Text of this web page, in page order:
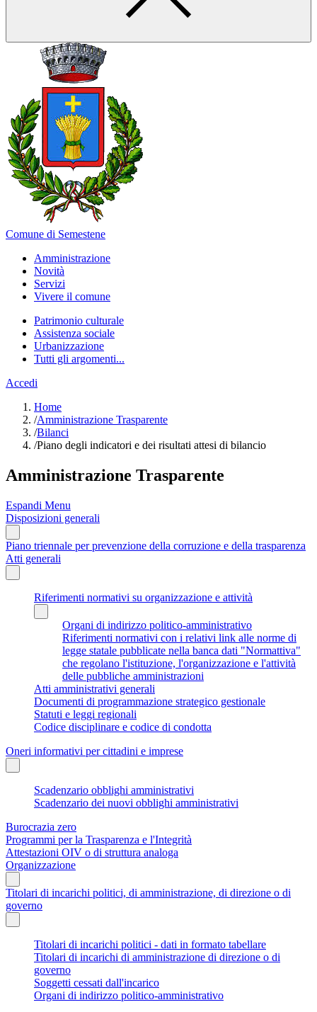
Comune di Semestene
Amministrazione
Novità
Servizi
Vivere il comune
Patrimonio culturale
Assistenza sociale
Urbanizzazione
Tutti gli argomenti...
Accedi
Home
/Amministrazione Trasparente
/Bilanci
/Piano degli indicatori e dei risultati attesi di bilancio
Amministrazione Trasparente
Espandi Menu
Disposizioni generali
Piano triennale per prevenzione della corruzione e della trasparenza
Atti generali
Riferimenti normativi su organizzazione e attività
Organi di indirizzo politico-amministrativo
Riferimenti normativi con i relativi link alle norme di
legge statale pubblicate nella banca dati "Normattiva"
che regolano l'istituzione, l'organizzazione e l'attività
delle pubbliche amministrazioni
Atti amministrativi generali
Documenti di programmazione strategico gestionale
Statuti e leggi regionali
Codice disciplinare e codice di condotta
Oneri informativi per cittadini e imprese
Scadenzario obblighi amministrativi
Scadenzario dei nuovi obblighi amministrativi
Burocrazia zero
Programmi per la Trasparenza e l'Integrità
Attestazioni OIV o di struttura analoga
Organizzazione
Titolari di incarichi politici, di amministrazione, di direzione o di
governo
Titolari di incarichi politici - dati in formato tabellare
Titolari di incarichi di amministrazione di direzione o di
governo
Soggetti cessati dall'incarico
Organi di indirizzo politico-amministrativo